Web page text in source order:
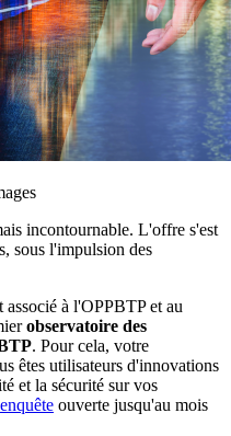
incontournable. L'offre s'est
sous l'impulsion des
associé à l'OPPBTP et au
observatoire des
. Pour cela, votre
êtes utilisateurs d'innovations
et la sécurité sur vos
enquête ouverte jusqu'au mois